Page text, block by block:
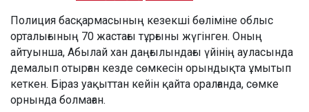
Полиция басқармасының кезекші бөліміне облыс
орталығының 70 жастағы тұрғыны жүгінген. Оның
айтуынша, Абылай хан даңғылындағы үйінің ауласында
демалып отырған кезде сөмкесін орындықта ұмытып
кеткен. Біраз уақыттан кейін қайта оралғанда, сөмке
орнында болмаған.